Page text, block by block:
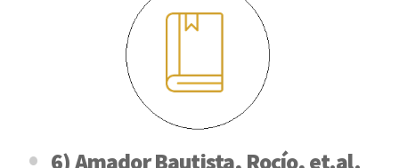
6) Amador Bautista, Rocío, et.al.